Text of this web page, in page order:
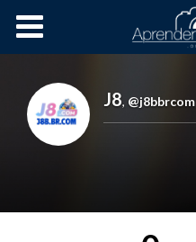
Cursos OnLine
J8, @j8bbrcom